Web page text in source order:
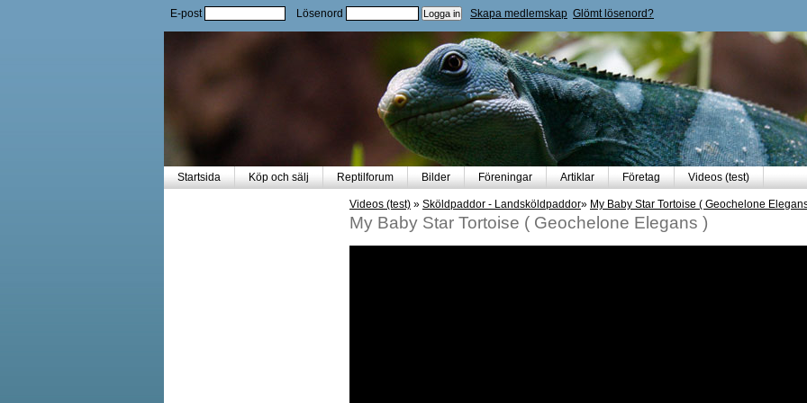
E-post Lösenord Skapa medlemskap Glömt lösenord?
Startsida Köp och sälj Reptilforum Bilder Föreningar Artiklar Företag Videos (test)
Videos (test) » Sköldpaddor - Landsköldpaddor» My Baby Star Tortoise ( Geochelone
My Baby Star Tortoise ( Geochelone Elegans )